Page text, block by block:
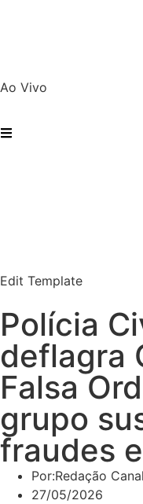
Ao Vivo
Edit Template
Polícia
deflagra
Falsa
grupo
fraudes
Por:Redação
27/05/2026